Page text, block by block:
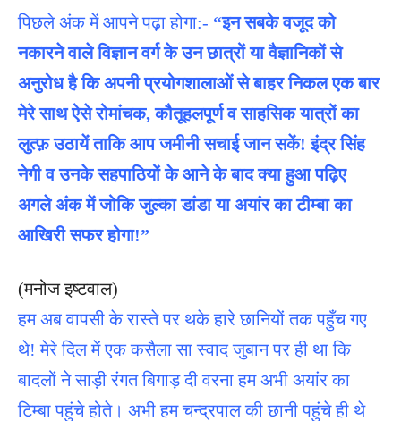
पिछले अंक में आपने पढ़ा होगा:- “इन सबके वजूद को
नकारने वाले विज्ञान वर्ग के उन छात्रों या वैज्ञानिकों से
अनुरोध है कि अपनी प्रयोगशालाओं से बाहर निकल एक बार
मेरे साथ ऐसे रोमांचक, कौतूहलपूर्ण व साहसिक यात्रों का
लुत्फ़ उठायें ताकि आप जमीनी सचाई जान सकें! इंद्र सिंह
नेगी व उनके सहपाठियों के आने के बाद क्या हुआ पढ़िए
अगले अंक में जोकि जुल्का डांडा या अयांर का टीम्बा का
आखिरी सफर होगा!”
(मनोज इष्टवाल)
हम अब वापसी के रास्ते पर थके हारे छानियों तक पहुँच गए
थे! मेरे दिल में एक कसैला सा स्वाद जुबान पर ही था कि
बादलों ने साड़ी रंगत बिगाड़ दी वरना हम अभी अयांर का
टिम्बा पहुंचे होते। अभी हम चन्द्रपाल की छानी पहुंचे ही थे